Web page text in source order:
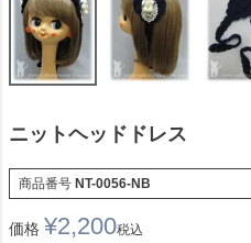
ニットヘッドドレス
商品番号 NT-0056-NB
価格 ¥2,200税込